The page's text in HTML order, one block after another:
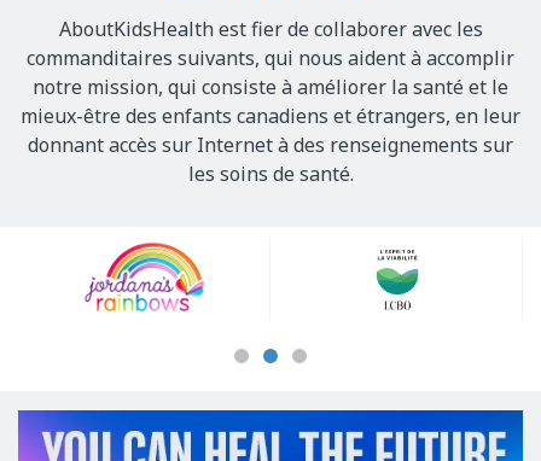
AboutKidsHealth est fier de collaborer avec les
commanditaires suivants, qui nous aident à accomplir
notre mission, qui consiste à améliorer la santé et le
mieux-être des enfants canadiens et étrangers, en leur
donnant accès sur Internet à des renseignements sur
les soins de santé.
Sponsors